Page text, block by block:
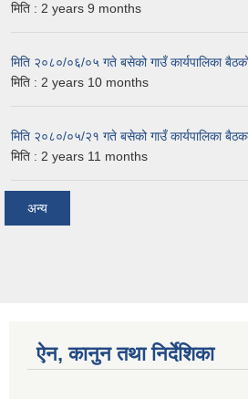
मिति : 2 years 9 months
मिति २०८०/०६/०५ गते बसेको गाउँ कार्यपालिका
मिति : 2 years 10 months
मिति २०८०/०५/२१ गते बसेको गाउँ कार्यपालिका
मिति : 2 years 11 months
अन्य
ऐन, कानुन तथा निर्देशिका